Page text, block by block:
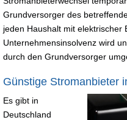
Grundversorger des
jeden Haushalt mit
Unternehmensinsolvenz wird
durch den Grundversorger
Günstige Stromanbieter
Es gibt in
Deutschland